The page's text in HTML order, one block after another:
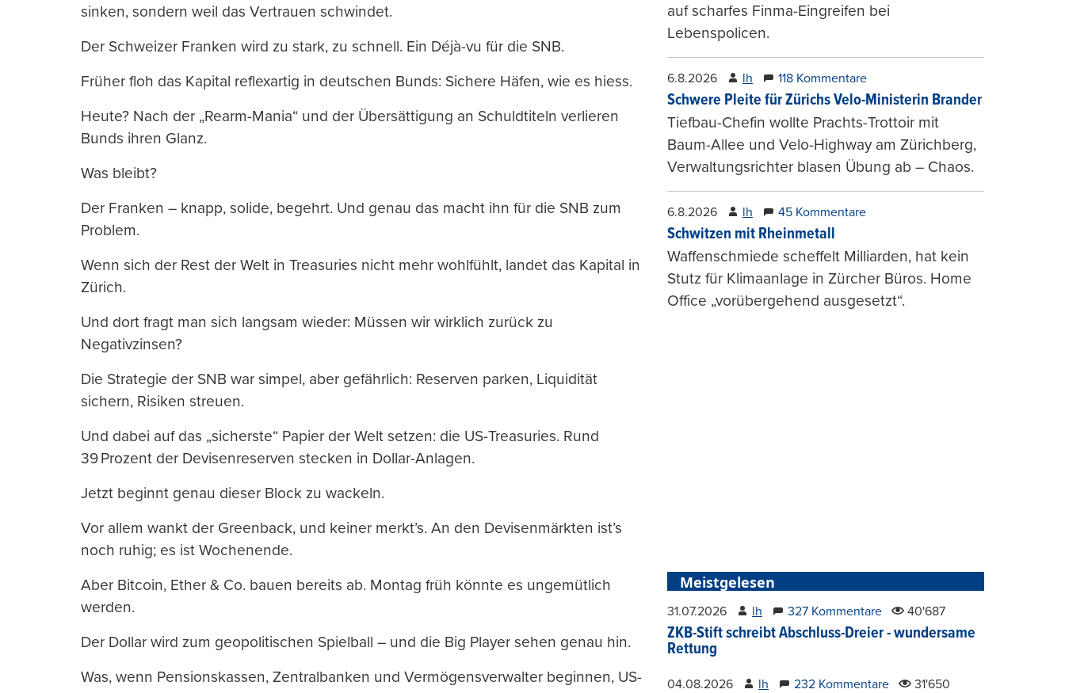
sinken, sondern weil das Vertrauen schwindet.
Der Schweizer Franken wird zu stark, zu schnell. Ein Déjà-vu für die SNB.
Früher floh das Kapital reflexartig in deutschen Bunds: Sichere Häfen, wie es hiess.
Heute? Nach der „Rearm-Mania“ und der Übersättigung an Schuldtiteln verlieren
Bunds ihren Glanz.
Was bleibt?
Der Franken – knapp, solide, begehrt. Und genau das macht ihn für die SNB zum
Problem.
Wenn sich der Rest der Welt in Treasuries nicht mehr wohlfühlt, landet das Kapital in
Zürich.
Und dort fragt man sich langsam wieder: Müssen wir wirklich zurück zu
Negativzinsen?
Die Strategie der SNB war simpel, aber gefährlich: Reserven parken, Liquidität
sichern, Risiken streuen.
Und dabei auf das „sicherste“ Papier der Welt setzen: die US-Treasuries. Rund
39 Prozent der Devisenreserven stecken in Dollar-Anlagen.
Jetzt beginnt genau dieser Block zu wackeln.
Vor allem wankt der Greenback, und keiner merkt’s. An den Devisenmärkten ist’s
noch ruhig; es ist Wochenende.
Aber Bitcoin, Ether & Co. bauen bereits ab. Montag früh könnte es ungemütlich
werden.
Der Dollar wird zum geopolitischen Spielball – und die Big Player sehen genau hin.
Was, wenn Pensionskassen, Zentralbanken und Vermögensverwalter beginnen, US-
auf scharfes Finma-Eingreifen bei
Lebenspolicen.
6.8.2026 lh 118 Kommentare
Schwere Pleite für Zürichs Velo-Ministerin Brander
Tiefbau-Chefin wollte Prachts-Trottoir mit
Baum-Allee und Velo-Highway am Zürichberg,
Verwaltungsrichter blasen Übung ab – Chaos.
6.8.2026 lh 45 Kommentare
Schwitzen mit Rheinmetall
Waffenschmiede scheffelt Milliarden, hat kein
Stutz für Klimaanlage in Zürcher Büros. Home
Office „vorübergehend ausgesetzt“.
Meistgelesen
31.07.2026 lh 327 Kommentare 40'687
ZKB-Stift schreibt Abschluss-Dreier - wundersame
Rettung
04.08.2026 lh 232 Kommentare 31'650